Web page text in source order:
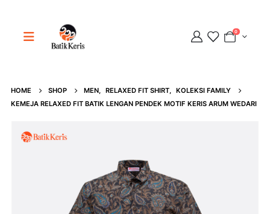
0
HOME SHOP MEN, RELAXED FIT SHIRT, KOLEKSI FAMILY
KEMEJA RELAXED FIT BATIK LENGAN PENDEK MOTIF KERIS ARUM WEDARI
Adipati